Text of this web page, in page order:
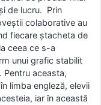
de lucru. Prin
colaborative au
fiecare ștacheta de
ceea ce s-a
unui grafic stabilit
Pentru aceasta,
limba engleză, elevii
iar în această